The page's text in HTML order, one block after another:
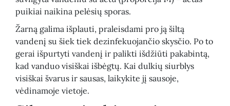
puikiai naikina pelėsių sporas.
Žarną galima išplauti, praleisdami pro ją šiltą
vandenį su šiek tiek dezinfekuojančio skysčio. Po to
gerai išpurtyti vandenį ir palikti išdžiūti pakabintą,
kad vanduo visiškai išbėgtų. Kai dulkių siurblys
visiškai švarus ir sausas, laikykite jį sausoje,
vėdinamoje vietoje.